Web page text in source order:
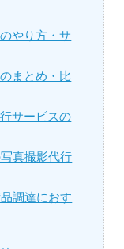
やり方・サ
まとめ・比
サービスの
真撮影代行
調達におす